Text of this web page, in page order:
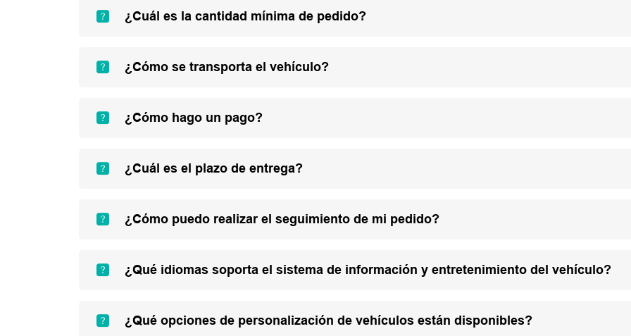
¿Cuál es la cantidad mínima de pedido?
¿Cómo se transporta el vehículo?
¿Cómo hago un pago?
¿Cuál es el plazo de entrega?
¿Cómo puedo realizar el seguimiento de mi pedido?
¿Qué idiomas soporta el sistema de información y entretenimiento del vehículo?
¿Qué opciones de personalización de vehículos están disponibles?